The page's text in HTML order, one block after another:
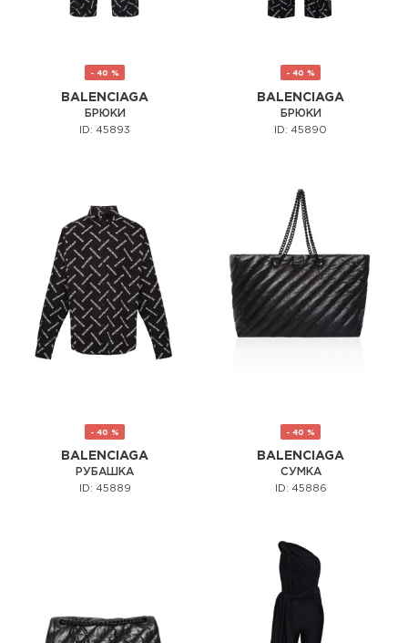
- 40 %
BALENCIAGA
БРЮКИ
ID: 45893
- 40 %
BALENCIAGA
БРЮКИ
ID: 45890
- 40 %
BALENCIAGA
РУБАШКА
ID: 45889
- 40 %
BALENCIAGA
СУМКА
ID: 45886